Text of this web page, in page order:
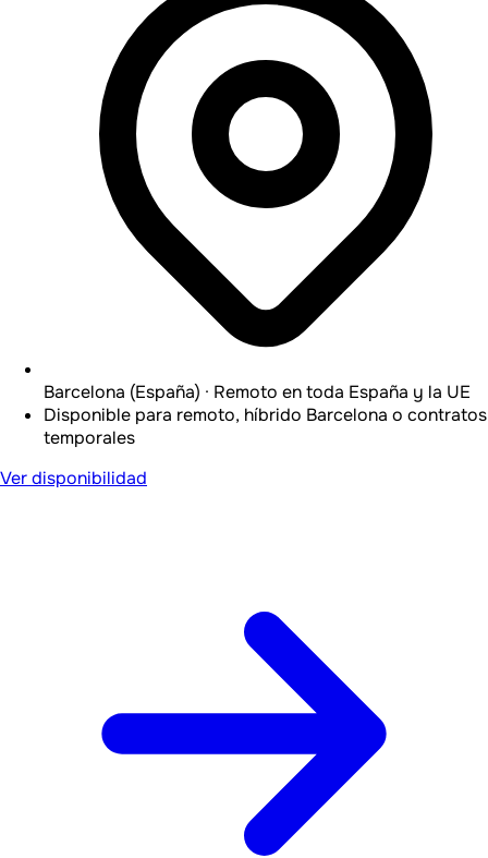
Barcelona (España) · Remoto en toda España y la UE
Disponible para remoto, híbrido Barcelona o contratos
temporales
Ver disponibilidad